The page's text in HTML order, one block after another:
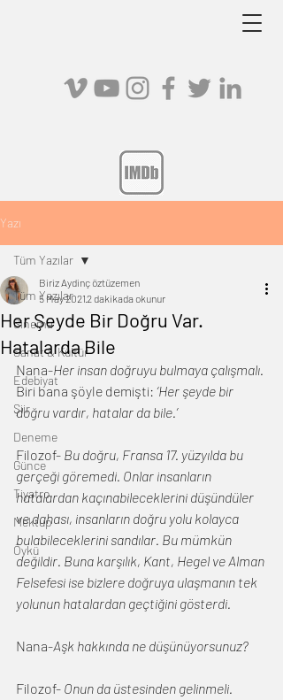
Yazı
Tüm Yazılar
Sinema
Sanat & Kültür
Edebiyat
Şiir
Deneme
Günce
Tiyatro
Mektup
Öykü
Tüm Yazılar
Her Şeyde Bir Doğru Var.
Hatalarda Bile
Biriz Aydinç öztüzemen
5 May 20212 dakikada okunur
Nana-Her insan doğruyu bulmaya çalışmalı.
Biri bana şöyle demişti: ‘Her şeyde bir
doğru vardır, hatalar da bile.’
Filozof- Bu doğru, Fransa 17. yüzyılda bu
gerçeği göremedi. Onlar insanların
hatalardan kaçınabileceklerini düşündüler
ve dahası, insanların doğru yolu kolayca
bulabileceklerini sandılar. Bu mümkün
değildir. Buna karşılık, Kant, Hegel ve Alman
Felsefesi ise bizlere doğruya ulaşmanın tek
yolunun hatalardan geçtiğini gösterdi.
Nana-Aşk hakkında ne düşünüyorsunuz?
Filozof- Onun da üstesinden gelinmeli.